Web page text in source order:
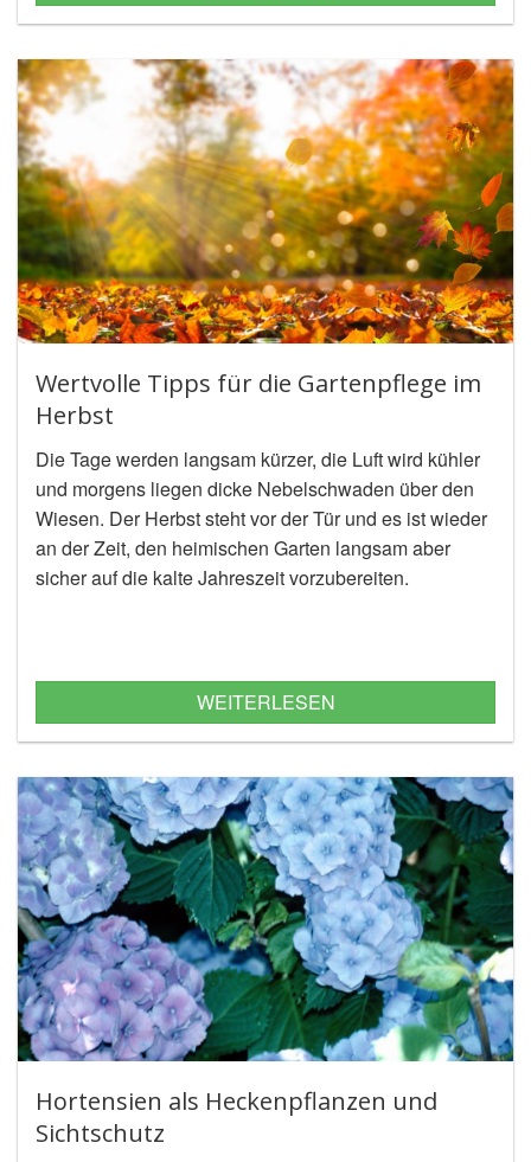
Wertvolle Tipps für die Gartenpflege im
Herbst
Die Tage werden langsam kürzer, die Luft wird kühler
und morgens liegen dicke Nebelschwaden über den
Wiesen. Der Herbst steht vor der Tür und es ist wieder
an der Zeit, den heimischen Garten langsam aber
sicher auf die kalte Jahreszeit vorzubereiten.
WEITERLESEN
Hortensien als Heckenpflanzen und
Sichtschutz